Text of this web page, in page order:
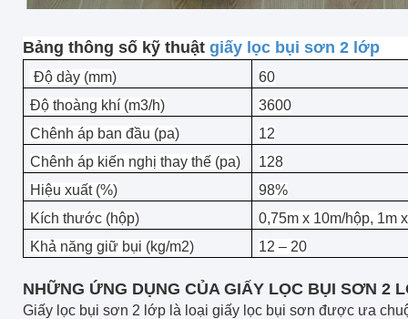
Bảng thông số kỹ thuật giấy lọc bụi sơn 2 lớp
Độ dày (mm)
60
Độ thoàng khí (m3/h)
3600
Chênh áp ban đầu (pa)
12
Chênh áp kiến nghị thay thế (pa)
128
Hiệu xuất (%)
98%
Kích thước (hộp)
0,75m x 10m/hộp, 1m
Khả năng giữ bụi (kg/m2)
12 – 20
NHỮNG ỨNG DỤNG CỦA GIẤY LỌC BỤI SƠN 2
Giấy lọc bụi sơn 2 lớp là loại giấy lọc bụi sơn được ưa